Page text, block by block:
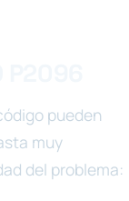
pueden
muy
del problema: